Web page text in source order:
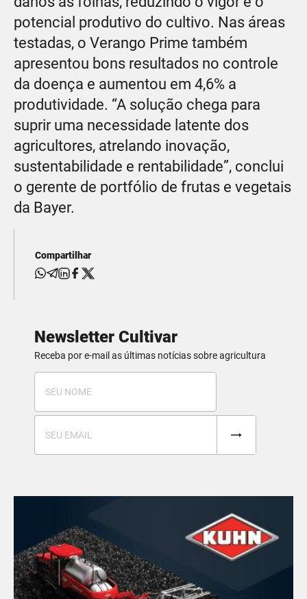
potencial produtivo do cultivo. Nas áreas
testadas, o Verango Prime também
apresentou bons resultados no controle
da doença e aumentou em 4,6% a
produtividade. “A solução chega para
suprir uma necessidade latente dos
agricultores, atrelando inovação,
sustentabilidade e rentabilidade”, conclui
o gerente de portfólio de frutas e vegetais
da Bayer.
Compartilhar
Newsletter Cultivar
Receba por e-mail as últimas notícias sobre agricultura